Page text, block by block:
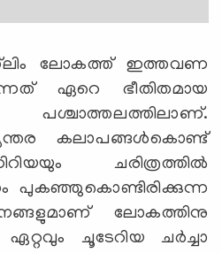
ലോകത്ത് ഇത്തവണ
ഏറെ ഭീതിതമായ
കലാപങ്ങള്‍കൊണ്ട്
ചരിത്രത്തില്‍
പുകഞ്ഞുകൊണ്ടിരിക്കുന്ന
ലോകത്തിനു
ചൂടേറിയ ചര്‍ച്ചാ